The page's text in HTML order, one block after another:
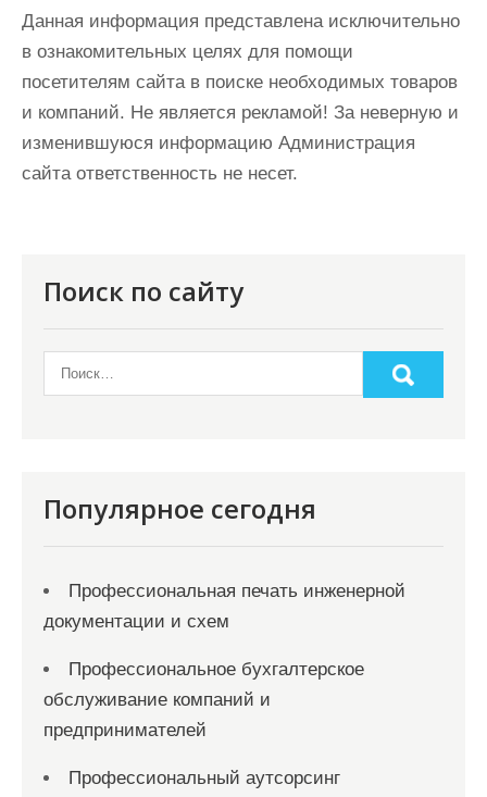
Данная информация представлена исключительно
в ознакомительных целях для помощи
посетителям сайта в поиске необходимых товаров
и компаний. Не является рекламой! За неверную и
изменившуюся информацию Администрация
сайта ответственность не несет.
Поиск по сайту
Популярное сегодня
Профессиональная печать инженерной
документации и схем
Профессиональное бухгалтерское
обслуживание компаний и
предпринимателей
Профессиональный аутсорсинг